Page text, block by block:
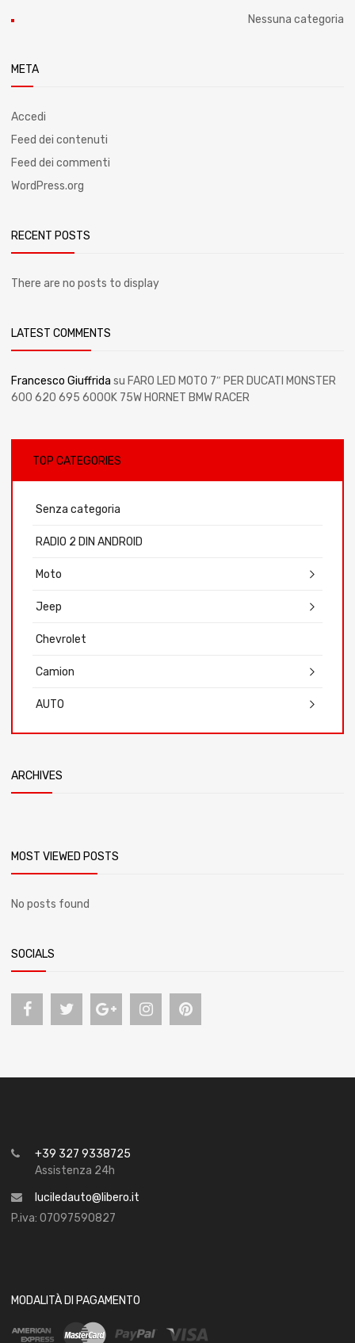
Nessuna categoria
META
Accedi
Feed dei contenuti
Feed dei commenti
WordPress.org
RECENT POSTS
There are no posts to display
LATEST COMMENTS
Francesco Giuffrida su FARO LED MOTO 7″ PER DUCATI MONSTER
600 620 695 6000K 75W HORNET BMW RACER
TOP CATEGORIES
Senza categoria
RADIO 2 DIN ANDROID
Moto
Jeep
Chevrolet
Camion
AUTO
ARCHIVES
MOST VIEWED POSTS
No posts found
SOCIALS
+39 327 9338725
Assistenza 24h
luciledauto@libero.it
P.iva: 07097590827
MODALITÀ DI PAGAMENTO